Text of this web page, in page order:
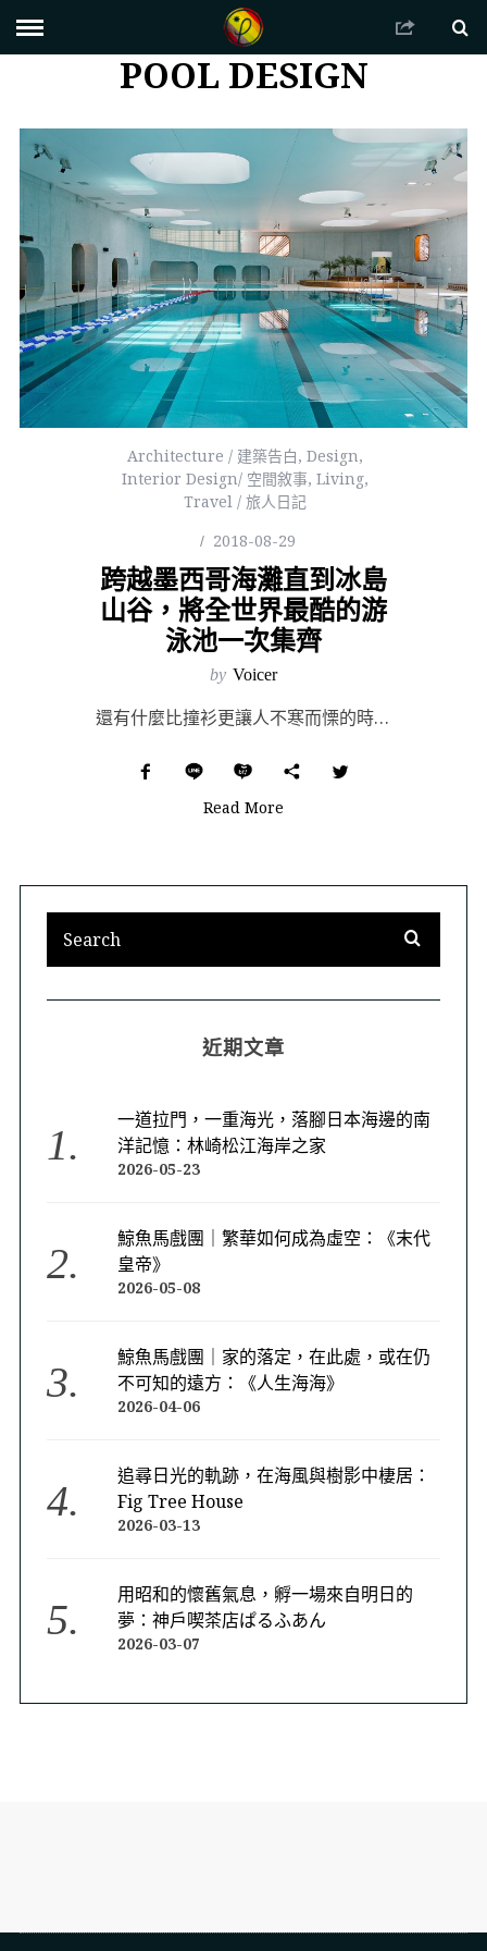
POOL DESIGN
Architecture / 建築告白, Design,
Interior Design/ 空間敘事, Living,
Travel / 旅人日記
2018-08-29
跨越墨西哥海灘直到冰島
山谷，將全世界最酷的游
泳池一次集齊
by Voicer
還有什麼比撞衫更讓人不寒而慄的時刻嗎？ 當然有啊，撞度假照片。 試想，你買好心愛的泳衣和太陽鏡，在瑜...
Read More
近期文章
一道拉門，一重海光，落腳日本海邊的南
洋記憶：林崎松江海岸之家
2026-05-23
鯨魚馬戲團｜繁華如何成為虛空：《末代
皇帝》
2026-05-08
鯨魚馬戲團｜家的落定，在此處，或在仍
不可知的遠方：《人生海海》
2026-04-06
追尋日光的軌跡，在海風與樹影中棲居：
Fig Tree House
2026-03-13
用昭和的懷舊氣息，孵一場來自明日的
夢：神戶喫茶店ぱるふあん
2026-03-07